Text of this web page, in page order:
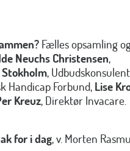
Fælles opsamling
Neuchs Christensen,
, Udbudskonsulent
Handicap Forbund,Lise
Kreuz, Direktør Invacare.
for i dag, v. Morten